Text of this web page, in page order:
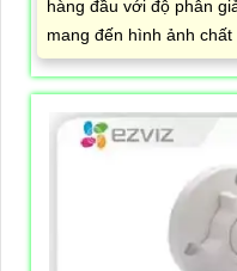
hàng đầu với độ phân
mang đến hình ảnh